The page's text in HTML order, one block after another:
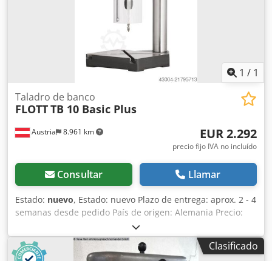
1 / 1
Austria 8.961 km
Taladro de banco
FLOTTTB 10 Basic Plus
EUR 2.292
precio fijo IVA no incluído
Consultar Llamar
Estado: nuevo, Estado: nuevo Plazo de entrega: aprox. 2 - 4
semanas desde pedido País de origen: Alemania Precio:
2.292,56 € Capacidad de taladrado en acero estructural: 10
mm Portaherramientas: B 16 Distancia entre el
portaherramientas y la columna: 220 mm Velocidades: 250
Clasificado